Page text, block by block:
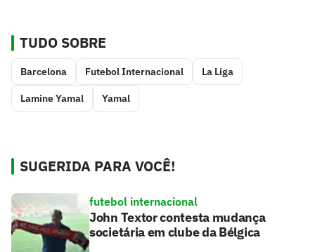
TUDO SOBRE
Barcelona Futebol Internacional La Liga
Lamine Yamal Yamal
SUGERIDA PARA VOCÊ!
futebol internacional
John Textor contesta mudança
societária em clube da Bélgica